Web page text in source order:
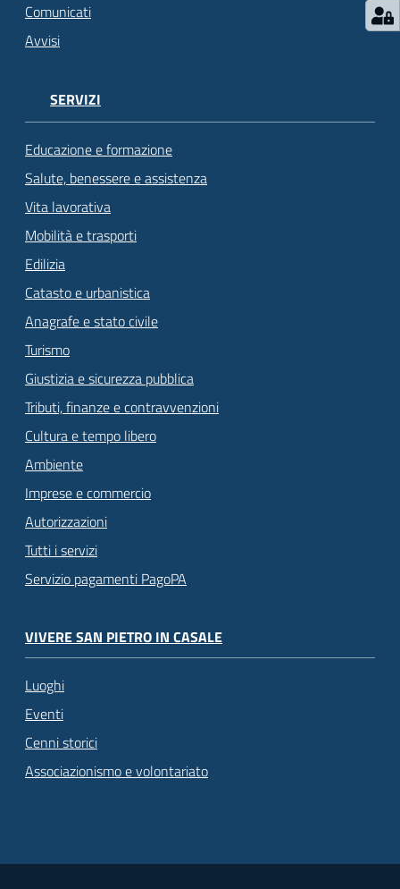
Comunicati
Avvisi
SERVIZI
Educazione e formazione
Salute, benessere e assistenza
Vita lavorativa
Mobilità e trasporti
Edilizia
Catasto e urbanistica
Anagrafe e stato civile
Turismo
Giustizia e sicurezza pubblica
Tributi, finanze e contravvenzioni
Cultura e tempo libero
Ambiente
Imprese e commercio
Autorizzazioni
Tutti i servizi
Servizio pagamenti PagoPA
VIVERE SAN PIETRO IN CASALE
Luoghi
Eventi
Cenni storici
Associazionismo e volontariato